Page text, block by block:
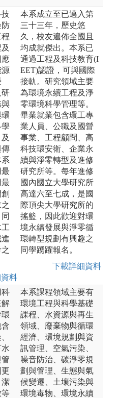
技
防
應
源
研
與
傳
料
本系成立至已邁入第
三十三年，歷史悠
久，校友遍佈全國且
均成就傑出。本系已
通過工程及科技教育(I
EET)認證，可與國際
接軌。研究領域主要
為環境永續工程及淨
零環境科學管理等。
畢業就業包含環工專
業人員、公職及國營
事業、工程顧問、高
科技環安衛、企業永
續與淨零轉型及進修
研究所等。每年進修
國內國立大學研究所
高達六至七成，是國
際頂尖大學研究所的
搖籃，因此歡迎對環
境永續發展與淨零循
環轉型規劃有興趣之
同學踴躍報名。
下載詳細資料
科
解
潔
等
本系課程領域主要有
環境工程與科學基礎
課程、水資源與再生
領域、廢棄物與循環
經濟、環境規劃與資
訊管理、空氣污染、
噪音防治、碳淨零規
劃與管理、生態與氣
候變遷、土壤污染與
環境毒物、環境永續